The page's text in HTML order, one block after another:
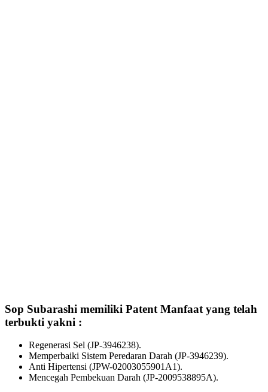
Sop Subarashi memiliki Patent Manfaat yang telah
terbukti yakni :
Regenerasi Sel (JP-3946238).
Memperbaiki Sistem Peredaran Darah (JP-3946239).
Anti Hipertensi (JPW-02003055901A1).
Mencegah Pembekuan Darah (JP-2009538895A).